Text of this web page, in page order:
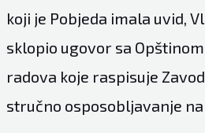
koji je Pobjeda imala uvid,
sklopio ugovor sa
radova koje raspisuje
stručno osposobljavanje